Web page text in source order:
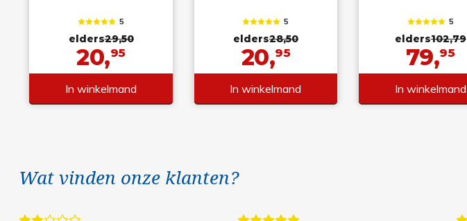
5
elders29,50
20,95
In winkelmand
5
elders28,50
20,95
In winkelmand
5
elders102,79
79,95
In winkelmand
Wat vinden onze klanten?